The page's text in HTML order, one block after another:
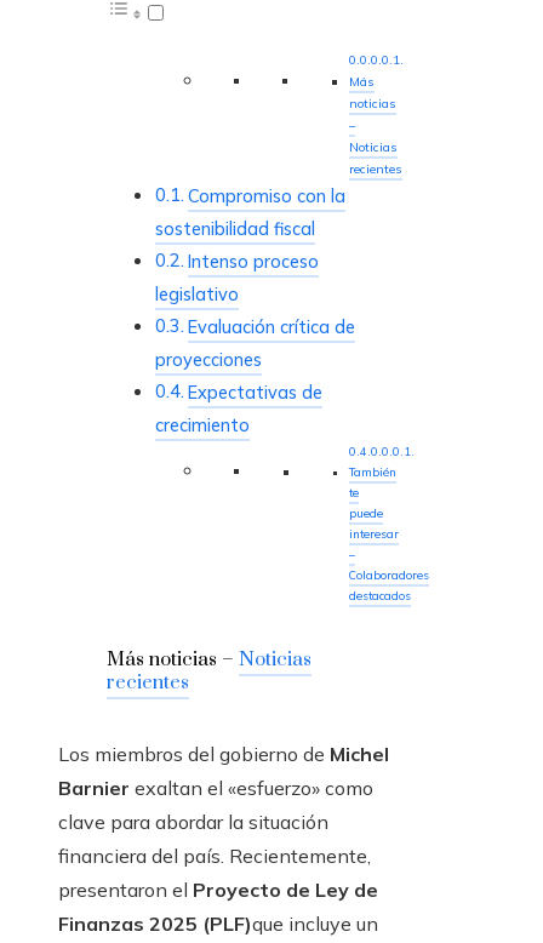
Más
noticias
–
Noticias
recientes
Compromiso con la
sostenibilidad fiscal
Intenso proceso
legislativo
Evaluación crítica de
proyecciones
Expectativas de
crecimiento
También
te
puede
interesar
–
Colaboradores
destacados
Más noticias – Noticias
recientes
Los miembros del gobierno de Michel
Barnier exaltan el «esfuerzo» como
clave para abordar la situación
financiera del país. Recientemente,
presentaron el Proyecto de Ley de
Finanzas 2025 (PLF)que incluye un